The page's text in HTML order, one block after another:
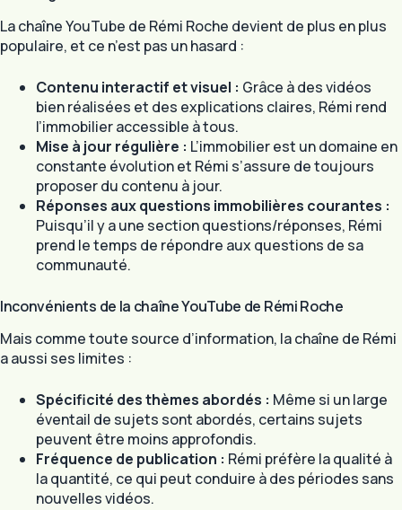
La chaîne YouTube de Rémi Roche devient de plus en plus
populaire, et ce n’est pas un hasard :
Contenu interactif et visuel : Grâce à des vidéos
bien réalisées et des explications claires, Rémi rend
l’immobilier accessible à tous.
Mise à jour régulière : L’immobilier est un domaine en
constante évolution et Rémi s’assure de toujours
proposer du contenu à jour.
Réponses aux questions immobilières courantes :
Puisqu’il y a une section questions/réponses, Rémi
prend le temps de répondre aux questions de sa
communauté.
Inconvénients de la chaîne YouTube de Rémi Roche
Mais comme toute source d’information, la chaîne de Rémi
a aussi ses limites :
Spécificité des thèmes abordés : Même si un large
éventail de sujets sont abordés, certains sujets
peuvent être moins approfondis.
Fréquence de publication : Rémi préfère la qualité à
la quantité, ce qui peut conduire à des périodes sans
nouvelles vidéos.